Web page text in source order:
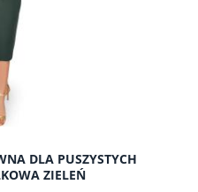
DLA PUSZYSTYCH
ZIELEŃ